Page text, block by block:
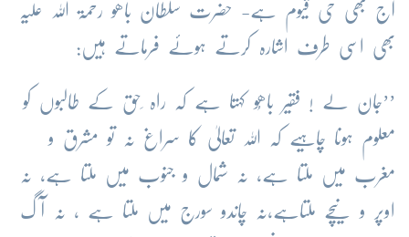
آج بھی حی قیوم ہے- حضرت سلطان باھو رحمۃ اللہ علیہ
بھی اسی طرف اشارہ کرتے ہوئے فرماتے ہیں:
’’جان لے ! فقیر باھُو کہتا ہے کہ راہ ِحق کے طالبوں کو
معلوم ہونا چاہیے کہ اللہ تعالیٰ کا سراغ نہ تو مشرق و
مغرب میں ملتا ہے، نہ شمال و جنوب میں ملتا ہے، نہ
اوپر و نیچے ملتاہے،نہ چاندو سورج میں ملتا ہے ، نہ آگ